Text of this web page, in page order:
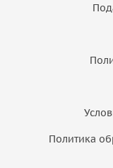
Политика